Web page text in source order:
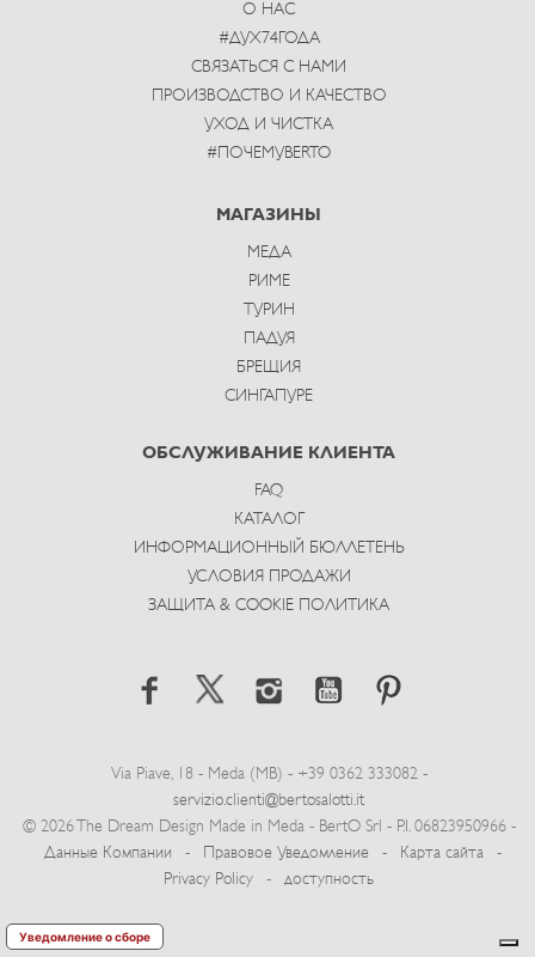
О НАС
#ДУХ74ГОДА
СВЯЗАТЬСЯ С НАМИ
ПРОИЗВОДСТВО И КАЧЕСТВО
УХОД И ЧИСТКА
#ПОЧЕМУBERTO
МАГАЗИНЫ
МЕДА
РИМЕ
ТУРИН
ПАДУЯ
БРЕЩИЯ
СИНГАПУРЕ
ОБСЛУЖИВАНИЕ КЛИЕНТА
FAQ
КАТАЛОГ
ИНФОРМАЦИОННЫЙ БЮЛЛЕТЕНЬ
УСЛОВИЯ ПРОДАЖИ
ЗАЩИТА & COOKIE ПОЛИТИКА
Via Piave, 18 - Meda (MB) - +39 0362 333082 -
servizio.clienti@bertosalotti.it
© 2026 The Dream Design Made in Meda - BertO Srl - P.I. 06823950966 -
Данные Компании
- Правовое Уведомление - Карта сайта
-
Privacy Policy
- доступность
Уведомление о сборе